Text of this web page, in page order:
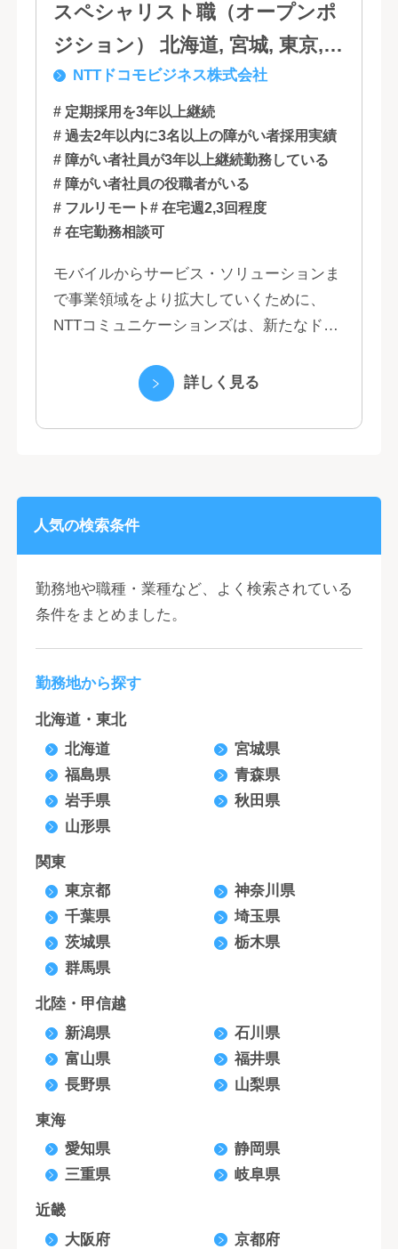
スペシャリスト職（オープンポ
ジション） 北海道, 宮城, 東京,
石川, 愛知, 大阪, 広島, 香川, 福岡
NTTドコモビジネス株式会社
# 定期採用を3年以上継続
# 過去2年以内に3名以上の障がい者採用実績
# 障がい者社員が3年以上継続勤務している
# 障がい者社員の役職者がいる
# フルリモート# 在宅週2,3回程度
# 在宅勤務相談可
モバイルからサービス・ソリューションま
で事業領域をより拡大していくために、
NTTコミュニケーションズは、新たなドコ
たちは、クラウド、ネットワーク、セキュ
リティといっ...
詳しく見る
人気の検索条件
勤務地や職種・業種など、よく検索されている
条件をまとめました。
勤務地から探す
北海道・東北
北海道
宮城県
福島県
青森県
岩手県
秋田県
山形県
関東
東京都
神奈川県
千葉県
埼玉県
茨城県
栃木県
群馬県
北陸・甲信越
新潟県
石川県
富山県
福井県
長野県
山梨県
東海
愛知県
静岡県
三重県
岐阜県
近畿
大阪府
京都府